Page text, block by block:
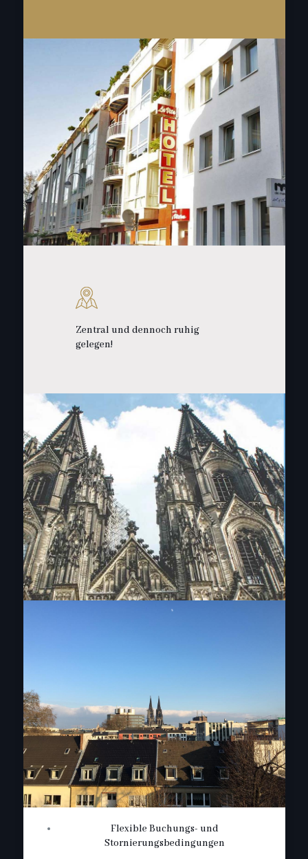
Zentral und dennoch ruhig
gelegen!
Flexible Buchungs- und
Stornierungsbedingungen